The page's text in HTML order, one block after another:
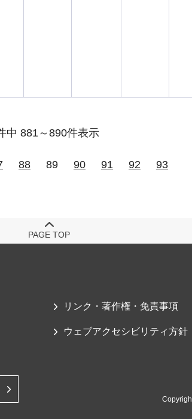
中 881～890件表示
88 89 90 91 92 93
PAGE TOP
リンク・著作権・免責事項
ウェブアクセシビリティ方針